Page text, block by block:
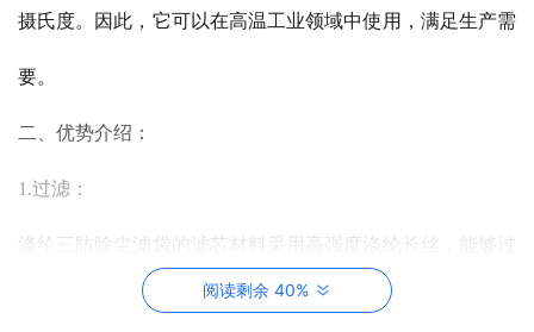
摄氏度。因此，它可以在高温工业领域中使用，满足生产需
要。
二、优势介绍：
1.过滤：
涤纶三防除尘滤袋的滤芯材料采用高强度涤纶长丝，能够过
滤出空气中的有害物质，确保空气质量，保护人们的健康。
阅读剩余 40%